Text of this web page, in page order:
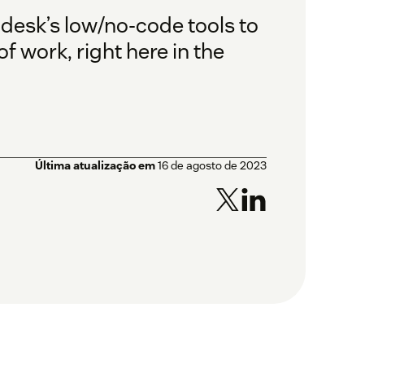
low/no-code tools to
work, right here in the
Última atualização em16 de agosto de 2023